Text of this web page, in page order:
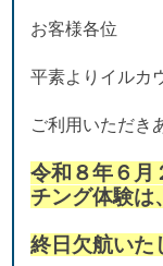
お客様各位
平素よりイルカ
ご利用いただき
令和８年６
チング体験は、
終日欠航いた